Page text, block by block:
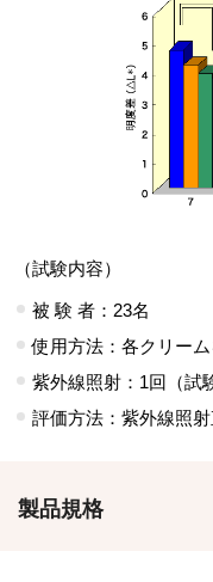
（試験内容）
被 験 者：23名
使用方法：各クリー
紫外線照射：1回（試
評価方法：紫外線照
製品規格